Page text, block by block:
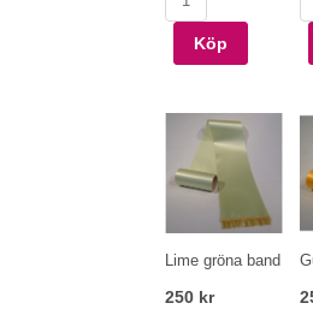
Köp
Lime gröna band
250 kr